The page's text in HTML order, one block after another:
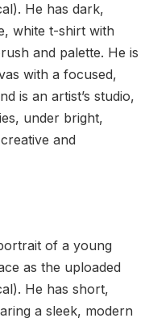
He has dark,
white t-shirt with
and palette. He is
with a focused,
is an artist’s studio,
under bright,
and
of a young
as the uploaded
He has short,
a sleek, modern